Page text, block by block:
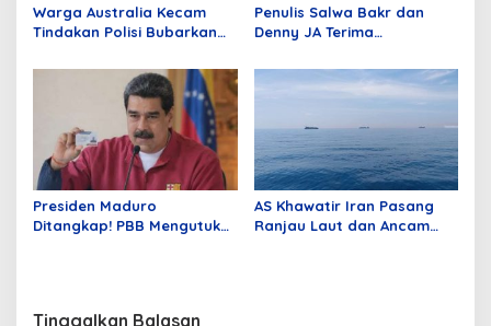
Warga Australia Kecam
Tindakan Polisi Bubarkan
Penulis Salwa Bakr dan
Denny JA Terima
Pertama, Hadiah Ratusan
Presiden Maduro
Ditangkap! PBB Mengutuk
AS Khawatir Iran Pasang
Ranjau Laut dan Ancam
Tinggalkan Balasan